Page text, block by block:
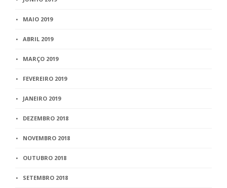
MAIO 2019
ABRIL 2019
MARÇO 2019
FEVEREIRO 2019
JANEIRO 2019
DEZEMBRO 2018
NOVEMBRO 2018
OUTUBRO 2018
SETEMBRO 2018